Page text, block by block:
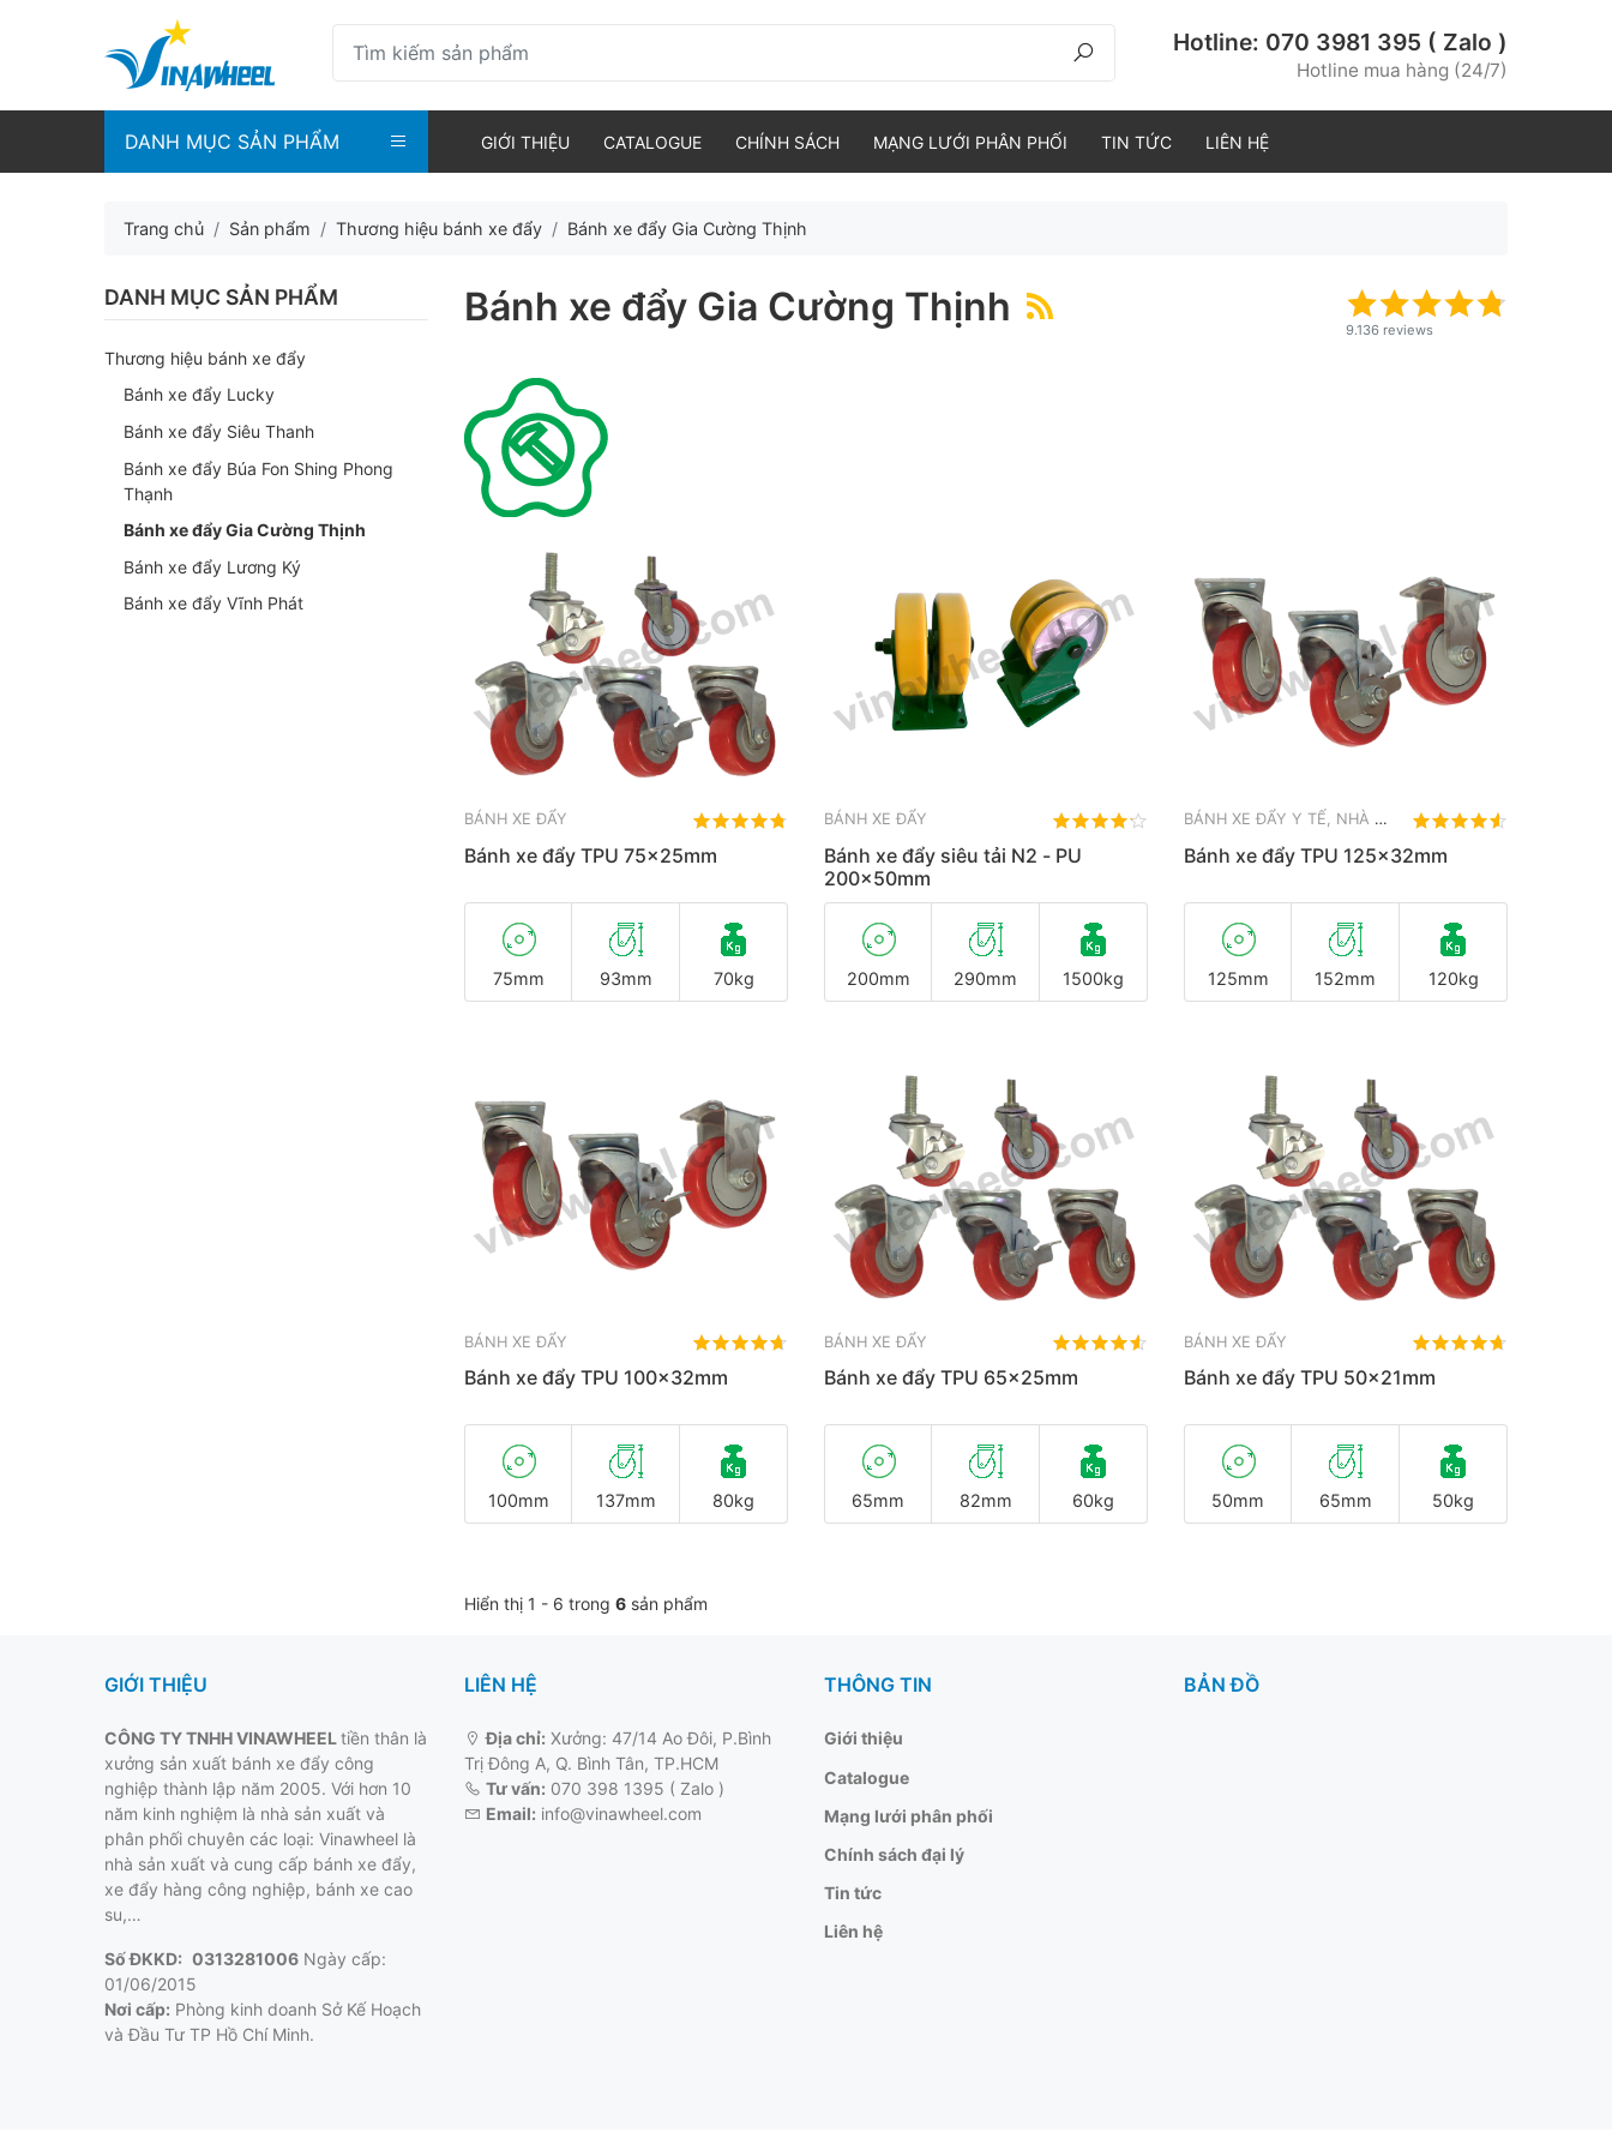
Hotline: 070 3981 395 ( Zalo )
Hotline mua hàng (24/7)
DANH MỤC SẢN PHẨM GIỚI THIỆU CATALOGUE CHÍNH SÁCH MẠNG LƯỚI PHÂN PHỐI TIN TỨC LIÊN HỆ
Trang chủ Sản phẩm Thương hiệu bánh xe đẩy Bánh xe đẩy Gia Cường Thịnh
DANH MỤC SẢN PHẨM
Thương hiệu bánh xe đẩy
Bánh xe đẩy Lucky
Bánh xe đẩy Siêu Thanh
Bánh xe đẩy Búa Fon Shing Phong
Thạnh
Bánh xe đẩy Gia Cường Thịnh
Bánh xe đẩy Lương Ký
Bánh xe đẩy Vĩnh Phát
Bánh xe đẩy Gia Cường Thịnh 9.136 reviews
BÁNH XE ĐẨY
Bánh xe đẩy TPU 75x25mm
75mm 93mm 70kg
BÁNH XE ĐẨY
Bánh xe đẩy siêu tải N2 - PU
200x50mm
200mm 290mm 1500kg
BÁNH XE ĐẨY Y TẾ, NHÀ HÀNG, KHÁCH SẠN
Bánh xe đẩy TPU 125x32mm
125mm 152mm 120kg
BÁNH XE ĐẨY
Bánh xe đẩy TPU 100x32mm
100mm 137mm 80kg
BÁNH XE ĐẨY
Bánh xe đẩy TPU 65x25mm
65mm 82mm 60kg
BÁNH XE ĐẨY
Bánh xe đẩy TPU 50x21mm
50mm 65mm 50kg
Hiển thị 1 - 6 trong 6 sản phẩm
GIỚI THIỆU
CÔNG TY TNHH VINAWHEELtiền thân là
xưởng sản xuất bánh xe đẩy công
nghiệp thành lập năm 2005. Với hơn 10
năm kinh nghiệm là nhà sản xuất và
phân phối chuyên các loại: Vinawheel là
nhà sản xuất và cung cấp bánh xe đẩy,
xe đẩy hàng công nghiệp, bánh xe cao
su,…
Số ĐKKD: 0313281006 Ngày cấp:
01/06/2015
Nơi cấp: Phòng kinh doanh Sở Kế Hoạch
và Đầu Tư TP Hồ Chí Minh.
LIÊN HỆ
Địa chỉ: Xưởng: 47/14 Ao Đôi, P.Bình
Trị Đông A, Q. Bình Tân, TP.HCM
Tư vấn: 070 398 1395 ( Zalo )
Email: info@vinawheel.com
THÔNG TIN
Giới thiệu
Catalogue
Mạng lưới phân phối
Chính sách đại lý
Tin tức
Liên hệ
BẢN ĐỒ